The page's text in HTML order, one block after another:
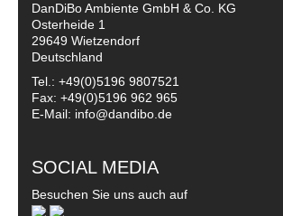
DanDiBo Ambiente GmbH & Co. KG
Osterheide 1
29649 Wietzendorf
Deutschland
Tel.: +49(0)5196 9807521
Fax: +49(0)5196 962 965
E-Mail: info@dandibo.de
SOCIAL MEDIA
Besuchen Sie uns auch auf